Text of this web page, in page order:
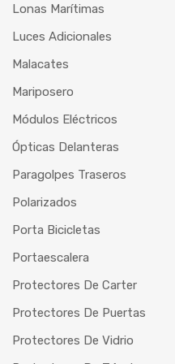
Lonas Marítimas
Luces Adicionales
Malacates
Mariposero
Módulos Eléctricos
Ópticas Delanteras
Paragolpes Traseros
Polarizados
Porta Bicicletas
Portaescalera
Protectores De Carter
Protectores De Puertas
Protectores De Vidrio